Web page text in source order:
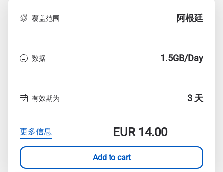
覆盖范围 阿根廷
数据 1.5GB/Day
有效期为 3 天
更多信息 EUR14.00
Add to cart